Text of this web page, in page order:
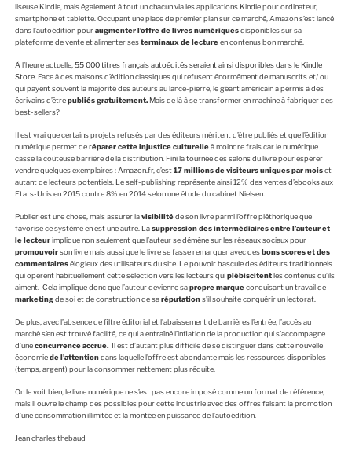
liseuse Kindle, mais également à tout un chacun via les applications Kindle pour ordinateur,
smartphone et tablette. Occupant une place de premier plan sur ce marché, Amazon s’est lancé
dans l’autoédition pouraugmenter l’offre de livres numériquesdisponibles sur sa
plateforme de vente et alimenter sesterminaux de lectureen contenus bon marché.
À l’heure actuelle, 55 000 titres français autoédités seraient ainsi disponibles dans le Kindle
Store. Face à des maisons d’édition classiques qui refusent énormément de manuscrits et/ ou
qui payent souvent la majorité des auteurs au lance-pierre, le géant américain a permis à des
écrivains d’êtrepubliés gratuitement.Mais de là à se transformer en machine à fabriquer des
best-sellers?
Il est vrai que certains projets refusés par des éditeurs méritent d’être publiés et que l’édition
numérique permet de réparer cette injustice culturelleà moindre frais car le numérique
casse la coûteuse barrière de la distribution. Fini la tournée des salons du livre pour espérer
vendre quelques exemplaires : Amazon.fr, c’est17 millions de visiteurs uniques par moiset
autant de lecteurs potentiels. Le self-publishing représente ainsi 12% des ventes d’ebooks aux
Etats-Unis en 2015 contre 8% en 2014 selon une étude du cabinet Nielsen.
Publier est une chose, mais assurer lavisibilitéde son livre parmi l’offre pléthorique que
favorise ce système en est une autre. Lasuppression des intermédiaires entre l’auteur et
le lecteurimplique non seulement que l’auteur se démène sur les réseaux sociaux pour
promouvoirson livre mais aussi que le livre se fasse remarquer avec desbons scores et des
commentairesélogieux des utilisateurs du site. Le pouvoir bascule des éditeurs traditionnels
qui opèrent habituellement cette sélection vers les lecteurs quiplébiscitentles contenus qu’ils
aiment. Cela implique donc que l’auteur devienne sapropre marqueconduisant un travail de
marketingde soi et de construction de saréputations’il souhaite conquérir un lectorat.
De plus, avec l’absence de filtre éditorial et l’abaissement de barrières l’entrée, l’accès au
marché s’en est trouvé facilité, ce qui a entraîné l’inflation de la production qui s’accompagne
d’uneconcurrence accrue. Il est d’autant plus difficile de se distinguer dans cette nouvelle
économiede l’attentiondans laquelle l’offre est abondante mais les ressources disponibles
(temps, argent) pour la consommer nettement plus réduite.
On le voit bien, le livre numérique ne s’est pas encore imposé comme un format de référence,
mais il ouvre le champ des possibles pour cette industrie avec des offres faisant la promotion
d’une consommation illimitée et la montée en puissance de l’autoédition.
Jean charles thebaud